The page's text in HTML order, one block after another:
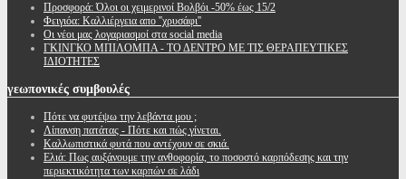
Προσφορά: Όλοι οι χειμερινοί Βολβόι -50% έως 15/2
Φειγιόα: Καλλιέργεια απο ''χρυσάφι''
Oι νέοι μας λογαριασμοί στα social media
ΓΚΙΝΓΚΟ ΜΠΙΛΟΜΠΑ - ΤΟ ΔΕΝΤΡΟ ΜΕ ΤΙΣ ΘΕΡΑΠΕΥΤΙΚΕΣ
ΙΔΙΟΤΗΤΕΣ
γεωπονικές συμβουλές
Πότε να φυτέψω την λεβάντα μου ;
Λίπανση πατάτας - Πότε και πώς γίνεται.
Καλλωπιστικά φυτά που αντέχουν σε σκιά.
Ελιά: Πως αυξάνουμε την ανθοφορία, το ποσοστό καρπόδεσης και την
περιεκτικότητα των καρπών σε λάδι